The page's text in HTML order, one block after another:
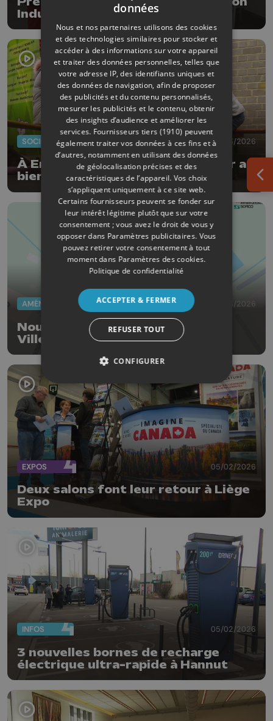
Industry
SOCIÉTÉ 14/03/2026
À Engis, un salon pour sensibiliser au
bien-être animal
02/03/2026
Nouvel espace de covoiturage à
Villers-le-Bouillet
EXPOS 05/02/2026
Deux salons font leur retour à Liège
Expo
INFOS 05/02/2026
3 nouvelles bornes de recharge
électrique ultra-rapide à Hannut
données
Nous et nos partenaires utilisons des cookies
et des technologies similaires pour stocker et
accéder à des informations sur votre appareil
et traiter des données personnelles, telles que
votre adresse IP, des identifiants uniques et
des données de navigation, afin de proposer
des publicités et du contenu personnalisés,
mesurer les publicités et le contenu, obtenir
des insights d’audience et améliorer les
services. Fournisseurs tiers (1910) peuvent
également traiter vos données à ces fins et à
d’autres, notamment en utilisant des données
de géolocalisation précises et des
caractéristiques de l’appareil. Vos choix
s’appliquent uniquement à ce site web.
Certains fournisseurs peuvent se fonder sur
leur intérêt légitime plutôt que sur votre
consentement ; vous avez le droit de vous y
opposer dans Paramètres publicitaires. Vous
pouvez retirer votre consentement à tout
moment dans Paramètres des cookies.
Politique de confidentialité
ACCEPTER & FERMER
REFUSER TOUT
CONFIGURER